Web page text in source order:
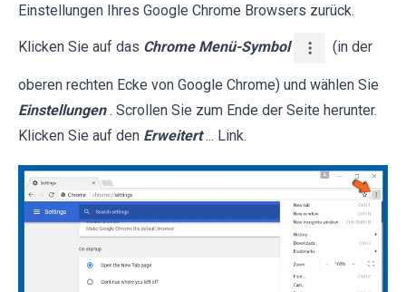
Einstellungen Ihres Google Chrome Browsers zurück.
Klicken Sie auf das Chrome Menü-Symbol (in der
oberen rechten Ecke von Google Chrome) und wählen Sie
Einstellungen . Scrollen Sie zum Ende der Seite herunter.
Klicken Sie auf den Erweitert ... Link.